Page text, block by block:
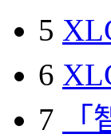
5
6
7